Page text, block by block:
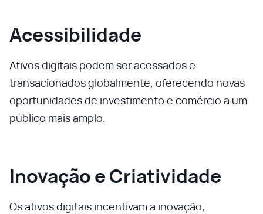
Acessibilidade
Ativos digitais podem ser acessados e
transacionados globalmente, oferecendo novas
oportunidades de investimento e comércio a um
público mais amplo.
Inovação e Criatividade
Os ativos digitais incentivam a inovação,